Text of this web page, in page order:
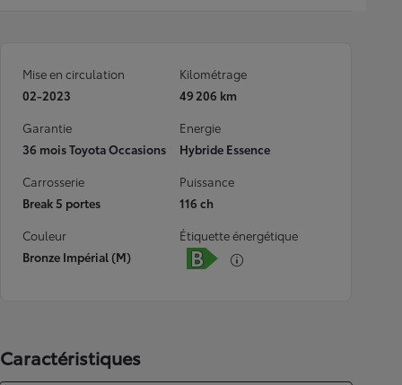
Mise en circulation
02-2023
Kilométrage
49 206 km
Garantie
36 mois Toyota Occasions
Energie
Hybride Essence
Carrosserie
Break 5 portes
Puissance
116 ch
Couleur
Bronze Impérial (M)
Étiquette énergétique
Caractéristiques